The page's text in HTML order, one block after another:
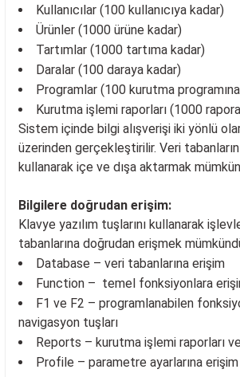
Kullanıcılar (100 kullanıcıya kadar)
Ürünler (1000 ürüne kadar)
Tartımlar (1000 tartıma kadar)
Daralar (100 daraya kadar)
Programlar (100 kurutma
Kurutma işlemi raporları (1000
Sistem içinde bilgi alışverişi iki yönlü
üzerinden gerçekleştirilir. Veri
kullanarak içe ve dışa aktarmak
Bilgilere doğrudan erişim:
Klavye yazılım tuşlarını kullanarak
tabanlarına doğrudan erişmek
Database – veri tabanlarına erişim
Function – temel fonksiyonlara
F1 ve F2 – programlanabilen
navigasyon tuşları
Reports – kurutma işlemi raporları
Profile – parametre ayarlarına erişim